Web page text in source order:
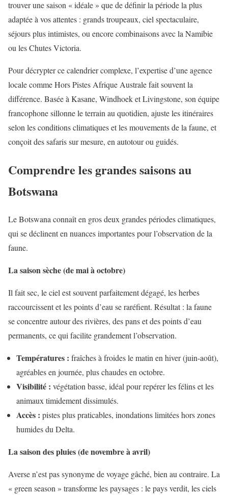
trouver une saison « idéale » que de définir la période la plus
adaptée à vos attentes : grands troupeaux, ciel spectaculaire,
séjours plus intimistes, ou encore combinaisons avec la Namibie
ou les Chutes Victoria.
Pour décrypter ce calendrier complexe, l’expertise d’une agence
locale comme Hors Pistes Afrique Australe fait souvent la
différence. Basée à Kasane, Windhoek et Livingstone, son équipe
francophone sillonne le terrain au quotidien, ajuste les itinéraires
selon les conditions climatiques et les mouvements de la faune, et
conçoit des safaris sur mesure, en autotour ou guidés.
Comprendre les grandes saisons au
Botswana
Le Botswana connaît en gros deux grandes périodes climatiques,
qui se déclinent en nuances importantes pour l’observation de la
faune.
La saison sèche (de mai à octobre)
Il fait sec, le ciel est souvent parfaitement dégagé, les herbes
raccourcissent et les points d’eau se raréfient. Résultat : la faune
se concentre autour des rivières, des pans et des points d’eau
permanents, ce qui facilite grandement l’observation.
Températures : fraîches à froides le matin en hiver (juin-août),
agréables en journée, plus chaudes en octobre.
Visibilité : végétation basse, idéal pour repérer les félins et les
animaux timidement dissimulés.
Accès : pistes plus praticables, inondations limitées hors zones
humides du Delta.
La saison des pluies (de novembre à avril)
Averse n’est pas synonyme de voyage gâché, bien au contraire. La
« green season » transforme les paysages : le pays verdit, les ciels